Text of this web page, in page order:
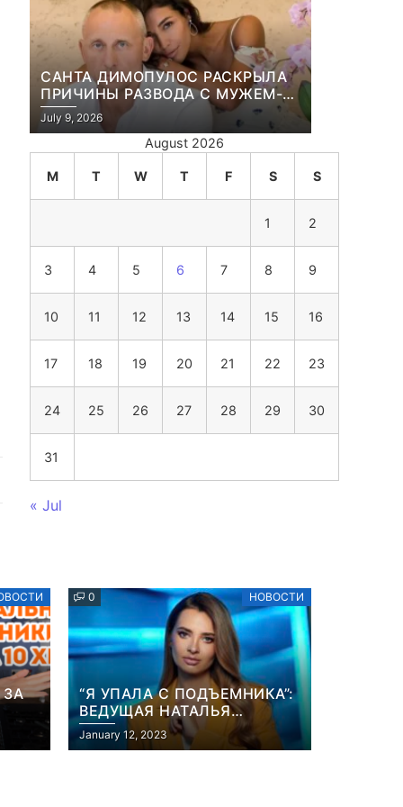
САНТА ДИМОПУЛОС РАСКРЫЛА
ПРИЧИНЫ РАЗВОДА С МУЖЕМ-
БИЗНЕСМЕНОМ
July 9, 2026
August 2026
M T W T F S S
1 2
3 4 5 6 7 8 9
10 11 12 13 14 15 16
17 18 19 20 21 22 23
24 25 26 27 28 29 30
31
« Jul
0 НОВОСТИ
“Я УПАЛА С ПОДЪЕМНИКА”:
ВЕДУЩАЯ НАТАЛЬЯ
ОСТРОВСКАЯ РАССКАЗАЛА
О НЕПРИЯТНОМ
January 12, 2023